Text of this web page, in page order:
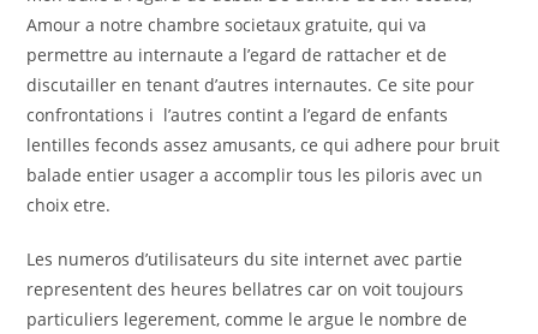
Amour a notre chambre societaux gratuite, qui va
permettre au internaute a l’egard de rattacher et de
discutailler en tenant d’autres internautes. Ce site pour
confrontations i l’autres contint a l’egard de enfants
lentilles feconds assez amusants, ce qui adhere pour bruit
balade entier usager a accomplir tous les piloris avec un
choix etre.
Les numeros d’utilisateurs du site internet avec partie
representent des heures bellatres car on voit toujours
particuliers legerement, comme le argue le nombre de